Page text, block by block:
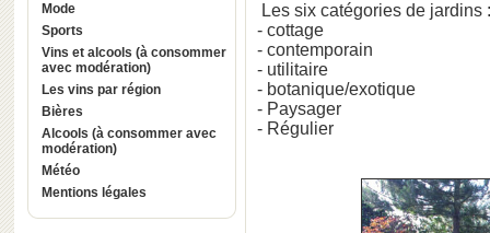
Mode
Sports
Vins et alcools (à consommer
avec modération)
Les vins par région
Bières
Alcools (à consommer avec
modération)
Météo
Mentions légales
Les six catégories de jardins :
- cottage
- contemporain
- utilitaire
- botanique/exotique
- Paysager
- Régulier